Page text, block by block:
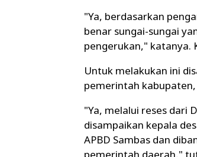
"Ya, berdasarkan
benar sungai-sungai
pengerukan," katanya.
Untuk melakukan ini
pemerintah
"Ya, melalui reses dari
disampaikan kepala
APBD Sambas dan